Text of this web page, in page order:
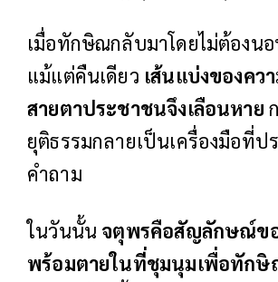
เมื่อทักษิณกลับมาโดยไม่ต้องน
แม้แต่คืนเดียว เส้นแบ่งของคว
สายตาประชาชนจึงเลือนหาย
ยุติธรรมกลายเป็นเครื่องมือที่ป
คำถาม
ในวันนั้น จตุพรคือสัญลักษณ์ข
พร้อมตายในที่ชุมนุมเพื่อทัก